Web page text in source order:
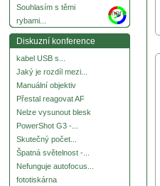
Souhlasím s těmi
rybami...
more
Diskuzní konference
kabel USB s...
Jaký je rozdíl mezi...
Manuální objektiv
Přestal reagovat AF
Nelze vysunout blesk
PowerShot G3 -...
Skutečný počet...
Špatná světelnost -...
Nefunguje autofocus...
fototiskárna